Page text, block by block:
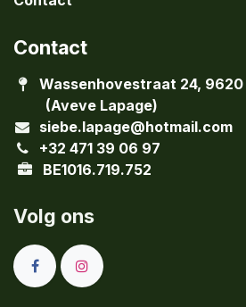
Contact
Wassenhovestraat 24,
(Aveve Lapage)
siebe.lapage@hotmail.com
+32 471 39 06 97
BE1016.719.752
Volg ons